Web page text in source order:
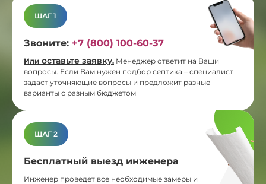
ШАГ 1
Звоните: +7 (800) 100-60-37
Или оставьте заявку. Менеджер ответит на Ваши
вопросы. Если Вам нужен подбор септика – специалист
задаст уточняющие вопросы и предложит разные
варианты с разным бюджетом
ШАГ 2
Бесплатный выезд инженера
Инженер проведет все необходимые замеры и